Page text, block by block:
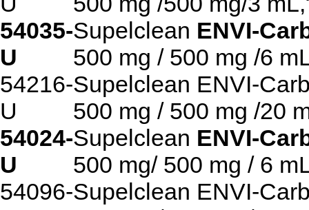
54035-
U
Supelclean ENVI-
500 mg / 500 mg /6
54216-
U
Supelclean ENVI-
500 mg / 500 mg /20
54024-
U
Supelclean ENVI-
500 mg/ 500 mg / 6
54096-Supelclean ENVI-